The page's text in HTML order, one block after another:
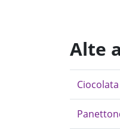
Alte